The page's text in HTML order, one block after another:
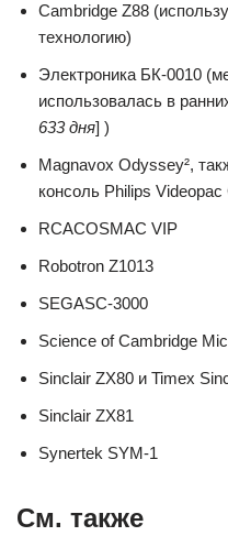
Cambridge Z88
технологию)
Электроника БК-0010
использовалась в
633 дня] )
Magnavox Odyssey²,
консоль Philips Videopac
RCACOSMAC VIP
Robotron Z1013
SEGASC-3000
Science of Cambridge
Sinclair ZX80 и Timex
Sinclair ZX81
Synertek SYM-1
См. также